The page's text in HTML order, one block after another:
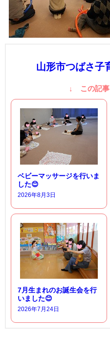
山形市つばさ子
↓ この記
ベビーマッサージを行いま
した😊
2026年8月3日
7月生まれのお誕生会を行
いました😊
2026年7月24日